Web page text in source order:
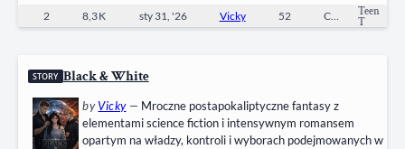
2 8,3 K sty 31, '26 Vicky 52 Completed Teen
T
STORY Black & White
byVicky— Mroczne postapokaliptyczne fantasy z
elementami science fiction i intensywnym romansem
opartym na władzy, kontroli i wyborach podejmowanych w